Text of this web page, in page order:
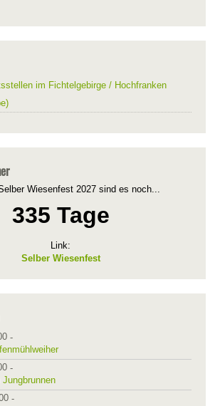
im Fichtelgebirge / Hochfranken
Wiesenfest 2027 sind es noch...
335 Tage
Link:
Selber Wiesenfest
-
-
-